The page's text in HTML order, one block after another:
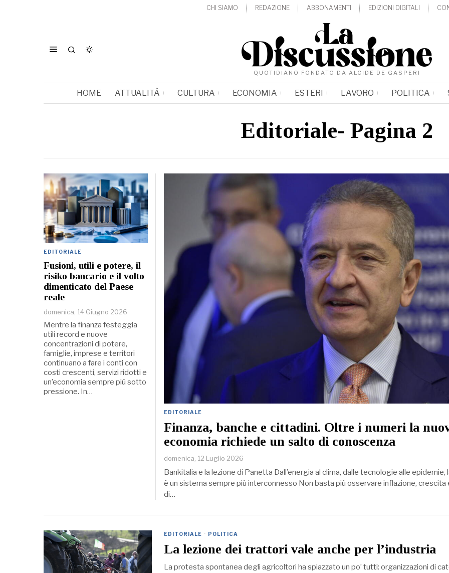
CHI SIAMO REDAZIONE ABBONAMENTI EDIZIONI DIGITALI
QUOTIDIANO FONDATO DA ALCIDE DE GASPERI
HOME ATTUALITÀ CULTURA ECONOMIA ESTERI LAVORO POLITICA
Editoriale- Pagina 2
EDITORIALE
Finanza, banche e cittadini. Oltre i numeri la
economia richiede un salto di conoscenza
domenica, 12 Luglio 2026
Bankitalia e la lezione di Panetta Dall’energia al clima, dalle tecnologie alle epidemie,
è un sistema sempre più interconnesso Non basta più osservare inflazione,
di…
EDITORIALE
Fusioni, utili e potere, il
risiko bancario e il volto
dimenticato del Paese
reale
domenica, 14 Giugno 2026
Mentre la finanza festeggia
utili record e nuove
concentrazioni di potere,
famiglie, imprese e territori
continuano a fare i conti con
costi crescenti, servizi ridotti e
un’economia sempre più sotto
pressione. In…
EDITORIALE · POLITICA
La lezione dei trattori vale anche per l’industria
La protesta spontanea degli agricoltori ha spiazzato un po’ tutti: organizzazioni di